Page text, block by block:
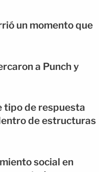
un momento que
a Punch y
tipo de respuesta
de estructuras
social en